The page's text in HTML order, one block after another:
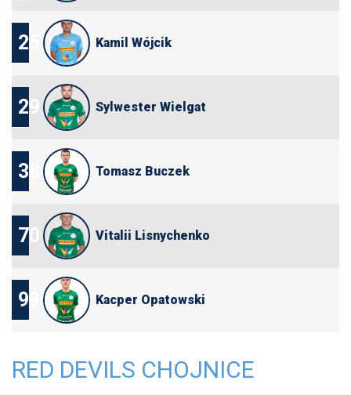
25 Kamil Wójcik
29 Sylwester Wielgat
38 Tomasz Buczek
70 Vitalii Lisnychenko
99 Kacper Opatowski
RED DEVILS CHOJNICE